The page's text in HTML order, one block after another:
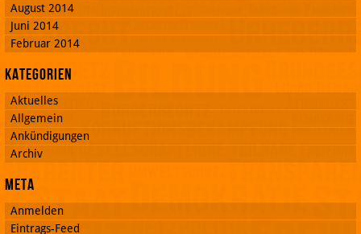
August 2014
Juni 2014
Februar 2014
Kategorien
Aktuelles
Allgemein
Ankündigungen
Archiv
Meta
Anmelden
Eintrags-Feed